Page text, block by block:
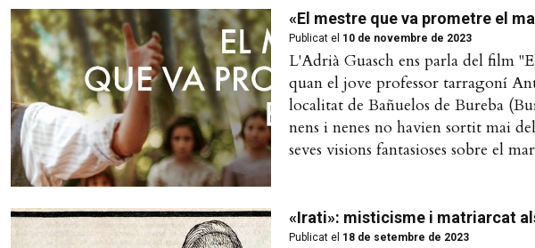
«El mestre que va prometre el
Publicat el 10 de novembre de 2023
L'Adrià Guasch ens parla del film
quan el jove professor tarragoní
localitat de Bañuelos de Bureba
nens i nenes no havien sortit mai
seves visions fantasioses sobre el
«Irati»: misticisme i matriarcat
Publicat el 18 de setembre de 2023